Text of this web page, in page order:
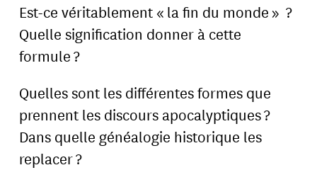
Est-ce véritablement « la fin du monde » ?
Quelle signification donner à cette
formule ?
Quelles sont les différentes formes que
prennent les discours apocalyptiques ?
Dans quelle généalogie historique les
replacer ?